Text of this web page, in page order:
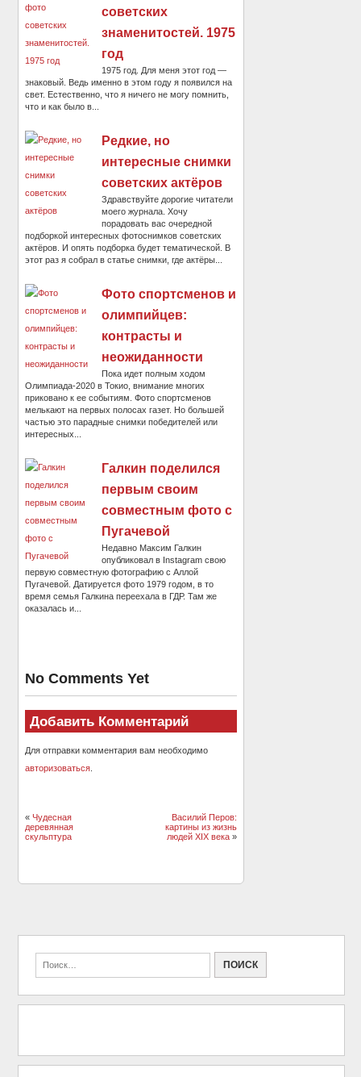
советских
знаменитостей. 1975
год
1975 год. Для меня этот год —
знаковый. Ведь именно в этом году я появился на
свет. Естественно, что я ничего не могу помнить,
что и как было в...
Редкие, но
интересные снимки
советских актёров
Здравствуйте дорогие читатели
моего журнала. Хочу
порадовать вас очередной
подборкой интересных фотоснимков советских
актёров. И опять подборка будет тематической. В
этот раз я собрал в статье снимки, где актёры...
Фото спортсменов и
олимпийцев:
контрасты и
неожиданности
Пока идет полным ходом
Олимпиада-2020 в Токио, внимание многих
приковано к ее событиям. Фото спортсменов
мелькают на первых полосах газет. Но большей
частью это парадные снимки победителей или
интересных...
Галкин поделился
первым своим
совместным фото с
Пугачевой
Недавно Максим Галкин
опубликовал в Instagram свою
первую совместную фотографию с Аллой
Пугачевой. Датируется фото 1979 годом, в то
время семья Галкина переехала в ГДР. Там же
оказалась и...
No Comments Yet
Добавить Комментарий
Для отправки комментария вам необходимо
авторизоваться
«Чудесная
деревянная
скульптура
Василий Перов:
картины из жизнь
людей XIX века»